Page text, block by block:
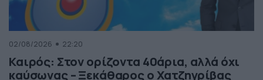
02/08/2026 22:20
Καιρός: Στον ορίζοντα 40άρια, αλλά όχι
καύσωνας – Ξεκάθαρος ο Χατζηγρίβας